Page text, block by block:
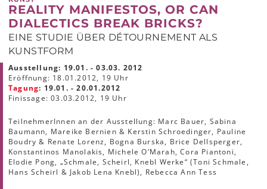
REALITY MANIFESTOS, OR CAN
DIALECTICS BREAK BRICKS?
EINE STUDIE ÜBER DÉTOURNEMENT ALS
KUNSTFORM
Ausstellung: 19.01. - 03.03. 2012
Eröffnung: 18.01.2012, 19 Uhr
Tagung: 19.01. - 20.01.2012
Finissage: 03.03.2012, 19 Uhr
TeilnehmerInnen an der Ausstellung: Marc Bauer, Sabina
Baumann, Mareike Bernien & Kerstin Schroedinger, Pauline
Boudry & Renate Lorenz, Bogna Burska, Brice Dellsperger,
Konstantinos Manolakis, Michele O’Marah, Cora Piantoni,
Elodie Pong, „Schmale, Scheirl, Knebl Werke“ (Toni Schmale,
Hans Scheirl & Jakob Lena Knebl), Rebecca Ann Tess